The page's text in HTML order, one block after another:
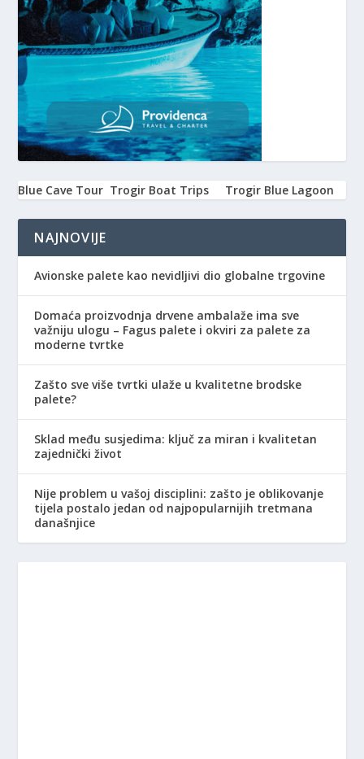
Blue Cave Tour Trogir Boat Trips Trogir Blue Lagoon
NAJNOVIJE
Avionske palete kao nevidljivi dio globalne trgovine
Domaća proizvodnja drvene ambalaže ima sve
važniju ulogu – Fagus palete i okviri za palete za
moderne tvrtke
Zašto sve više tvrtki ulaže u kvalitetne brodske
palete?
Sklad među susjedima: ključ za miran i kvalitetan
zajednički život
Nije problem u vašoj disciplini: zašto je oblikovanje
tijela postalo jedan od najpopularnijih tretmana
današnjice